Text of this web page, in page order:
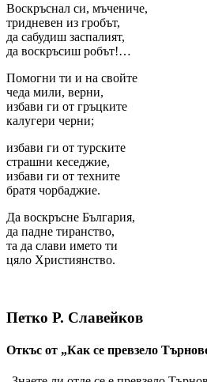
Воскръснал си, мъчениче,
тридневен из гробът,
да сабудиш заспалият,
да воскръсиш робът!…
Помогни ти и на свойте
чеда мили, верни,
избави ги от гръцките
калугери черни;
избави ги от турските
страшни кеседжие,
избави ги от техните
братя чорбаджие.
Да воскръсне България,
да падне тиранство,
та да слави името ти
цяло Християнство.
Петко Р. Славейков
Откъс от „Как се превзело